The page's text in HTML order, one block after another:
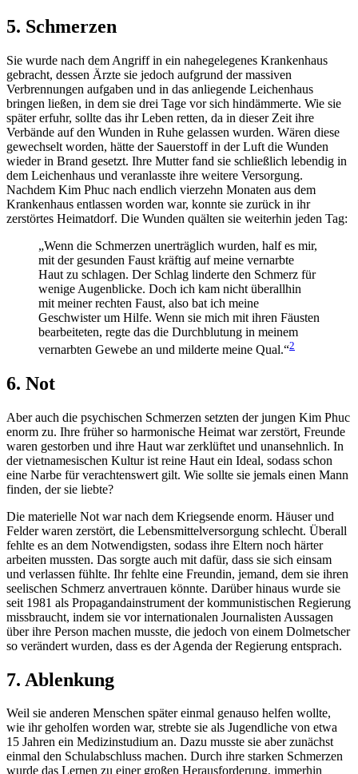
5. Schmerzen
Sie wurde nach dem Angriff in ein nahegelegenes Krankenhaus
gebracht, dessen Ärzte sie jedoch aufgrund der massiven
Verbrennungen aufgaben und in das anliegende Leichenhaus
bringen ließen, in dem sie drei Tage vor sich hindämmerte. Wie sie
später erfuhr, sollte das ihr Leben retten, da in dieser Zeit ihre
Verbände auf den Wunden in Ruhe gelassen wurden. Wären diese
gewechselt worden, hätte der Sauerstoff in der Luft die Wunden
wieder in Brand gesetzt. Ihre Mutter fand sie schließlich lebendig in
dem Leichenhaus und veranlasste ihre weitere Versorgung.
Nachdem Kim Phuc nach endlich vierzehn Monaten aus dem
Krankenhaus entlassen worden war, konnte sie zurück in ihr
zerstörtes Heimatdorf. Die Wunden quälten sie weiterhin jeden Tag:
„Wenn die Schmerzen unerträglich wurden, half es mir,
mit der gesunden Faust kräftig auf meine vernarbte
Haut zu schlagen. Der Schlag linderte den Schmerz für
wenige Augenblicke. Doch ich kam nicht überallhin
mit meiner rechten Faust, also bat ich meine
Geschwister um Hilfe. Wenn sie mich mit ihren Fäusten
bearbeiteten, regte das die Durchblutung in meinem
vernarbten Gewebe an und milderte meine Qual.“2
6. Not
Aber auch die psychischen Schmerzen setzten der jungen Kim Phuc
enorm zu. Ihre früher so harmonische Heimat war zerstört, Freunde
waren gestorben und ihre Haut war zerklüftet und unansehnlich. In
der vietnamesischen Kultur ist reine Haut ein Ideal, sodass schon
eine Narbe für verachtenswert gilt. Wie sollte sie jemals einen Mann
finden, der sie liebte?
Die materielle Not war nach dem Kriegsende enorm. Häuser und
Felder waren zerstört, die Lebensmittelversorgung schlecht. Überall
fehlte es an dem Notwendigsten, sodass ihre Eltern noch härter
arbeiten mussten. Das sorgte auch mit dafür, dass sie sich einsam
und verlassen fühlte. Ihr fehlte eine Freundin, jemand, dem sie ihren
seelischen Schmerz anvertrauen könnte. Darüber hinaus wurde sie
seit 1981 als Propagandainstrument der kommunistischen Regierung
missbraucht, indem sie vor internationalen Journalisten Aussagen
über ihre Person machen musste, die jedoch von einem Dolmetscher
so verändert wurden, dass es der Agenda der Regierung entsprach.
7. Ablenkung
Weil sie anderen Menschen später einmal genauso helfen wollte,
wie ihr geholfen worden war, strebte sie als Jugendliche von etwa
15 Jahren ein Medizinstudium an. Dazu musste sie aber zunächst
einmal den Schulabschluss machen. Durch ihre starken Schmerzen
wurde das Lernen zu einer großen Herausforderung, immerhin